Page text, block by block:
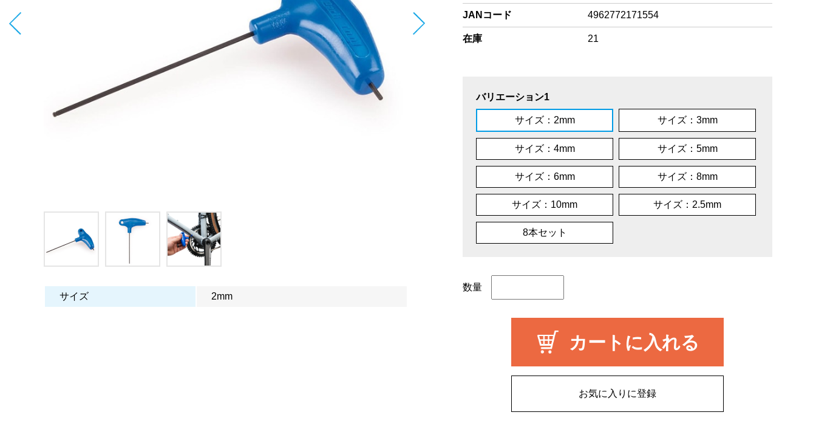
サイズ 2mm
JANコード 4962772171554
在庫 21
バリエーション1
サイズ：2mm サイズ：3mm
サイズ：4mm サイズ：5mm
サイズ：6mm サイズ：8mm
サイズ：10mm サイズ：2.5mm
8本セット
数量
カートに入れる
お気に入りに登録